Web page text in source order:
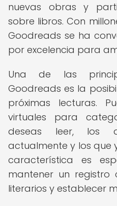
nuevas obras y
sobre libros. Con
Goodreads se ha
por excelencia para
Una de las
Goodreads es la
próximas lecturas.
virtuales para
deseas leer, los
actualmente y los que
característica es
mantener un registro
literarios y establecer